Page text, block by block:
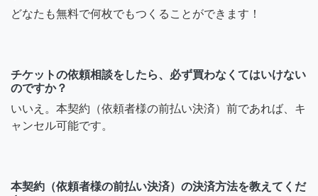
どなたも無料で何枚でもつくることができます！
チケットの依頼相談をしたら、必ず買わなくてはいけない
のですか？
いいえ。本契約（依頼者様の前払い決済）前であれば、キ
ャンセル可能です。
本契約（依頼者様の前払い決済）の決済方法を教えてくだ